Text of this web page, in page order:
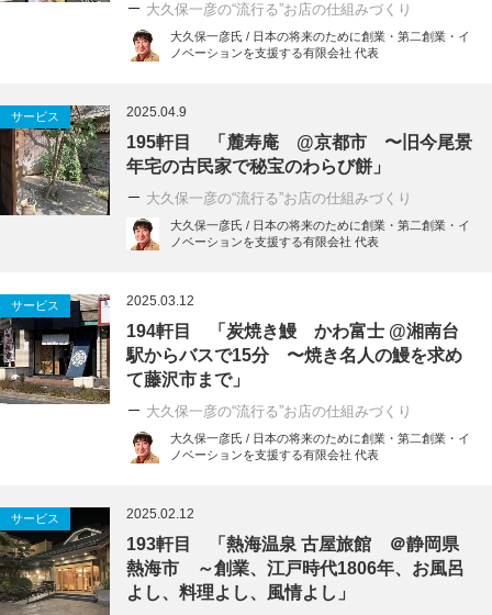
大久保一彦の“流行る”お店の仕組みづくり
大久保一彦氏 / 日本の将来のために創業・第二創業・イ
ノベーションを支援する有限会社 代表
サービス 2025.04.9
195軒目 「麓寿庵 @京都市 〜旧今尾景
年宅の古民家で秘宝のわらび餅」
大久保一彦の“流行る”お店の仕組みづくり
大久保一彦氏 / 日本の将来のために創業・第二創業・イ
ノベーションを支援する有限会社 代表
サービス 2025.03.12
194軒目 「炭焼き鰻 かわ富士 @湘南台
駅からバスで15分 〜焼き名人の鰻を求め
て藤沢市まで」
大久保一彦の“流行る”お店の仕組みづくり
大久保一彦氏 / 日本の将来のために創業・第二創業・イ
ノベーションを支援する有限会社 代表
サービス 2025.02.12
193軒目 「熱海温泉 古屋旅館 ＠静岡県
熱海市 ～創業、江戸時代1806年、お風呂
よし、料理よし、風情よし」